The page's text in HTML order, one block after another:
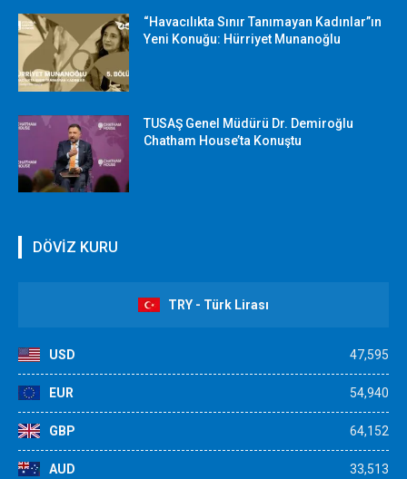
“Havacılıkta Sınır Tanımayan Kadınlar”ın
Yeni Konuğu: Hürriyet Munanoğlu
TUSAŞ Genel Müdürü Dr. Demiroğlu
Chatham House’ta Konuştu
DÖVİZ KURU
TRY - Türk Lirası
USD 47,595
EUR 54,940
GBP 64,152
AUD 33,513